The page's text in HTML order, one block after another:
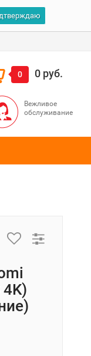
0 0 руб.
Вежливое
обслуживание